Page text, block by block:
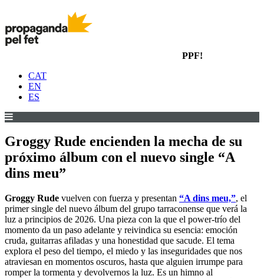
PPF!
CAT
EN
ES
Groggy Rude encienden la mecha de su
próximo álbum con el nuevo single “A
dins meu”
Groggy Rude vuelven con fuerza y presentan “A dins meu,”, el
primer single del nuevo álbum del grupo tarraconense que verá la
luz a principios de 2026. Una pieza con la que el power-trío del
momento da un paso adelante y reivindica su esencia: emoción
cruda, guitarras afiladas y una honestidad que sacude. El tema
explora el peso del tiempo, el miedo y las inseguridades que nos
atraviesan en momentos oscuros, hasta que alguien irrumpe para
romper la tormenta y devolvernos la luz. Es un himno al